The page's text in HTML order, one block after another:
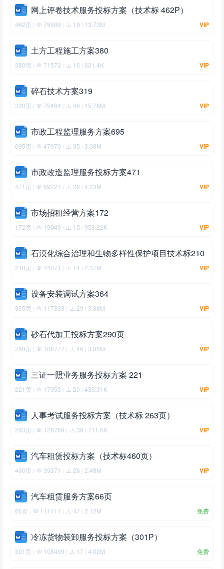
网上评卷技术服务投标方案（技术标 462P）
462页 | 79989 | 19 | 13.73M VIP
土方工程施工方案380
380页 | 71573 | 16 | 631.4K VIP
碎石技术方案319
320页 | 75464 | 46 | 15.78M VIP
市政工程监理服务方案695
695页 | 47970 | 35 | 3.08M VIP
市政改造监理服务投标方案471
471页 | 69221 | 26 | 4.23M VIP
市场招租经营方案172
172页 | 19049 | 15 | 953.22K VIP
石漠化综合治理和生物多样性保护项目技术标210
210页 | 24071 | 14 | 2.37M VIP
设备安装调试方案364
365页 | 117333 | 29 | 3.88M VIP
砂石代加工投标方案290页
288页 | 108777 | 46 | 3.85M VIP
三证一照业务服务投标方案 221
221页 | 17953 | 20 | 435.31K VIP
人事考试服务投标方案（技术标 263页）
263页 | 128769 | 39 | 711.5K VIP
汽车租赁投标方案（技术标460页）
460页 | 39371 | 26 | 2.48M VIP
汽车租赁服务方案66页
66页 | 111111 | 47 | 2.12M 免费
冷冻货物装卸服务投标方案（301P）
301页 | 108499 | 17 | 4.02M 免费